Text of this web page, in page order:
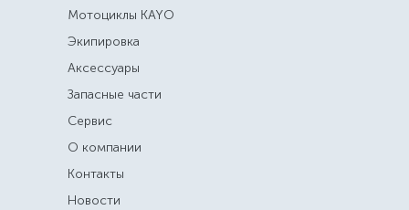
Мотоциклы KAYO
Экипировка
Аксессуары
Запасные части
Сервис
О компании
Контакты
Новости